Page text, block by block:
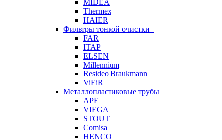
MIDEA
Thermex
HAIER
Фильтры тонкой очистки
FAR
ITAP
ELSEN
Millennium
Resideo Braukmann
ViEiR
Металлопластиковые трубы
APE
VIEGA
STOUT
Comisa
HENCO